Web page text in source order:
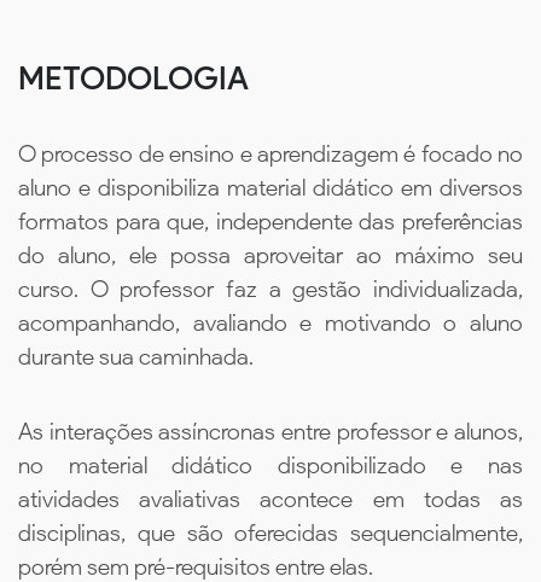
METODOLOGIA
O processo de ensino e aprendizagem é focado no
aluno e disponibiliza material didático em diversos
formatos para que, independente das preferências
do aluno, ele possa aproveitar ao máximo seu
curso. O professor faz a gestão individualizada,
acompanhando, avaliando e motivando o aluno
durante sua caminhada.
As interações assíncronas entre professor e alunos,
no material didático disponibilizado e nas
atividades avaliativas acontece em todas as
disciplinas, que são oferecidas sequencialmente,
porém sem pré-requisitos entre elas.